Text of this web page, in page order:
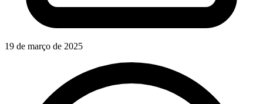
19 de março de 2025